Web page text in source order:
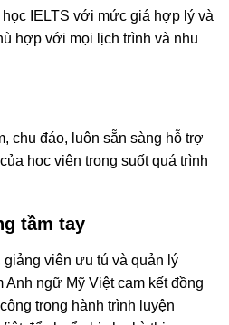
IELTS với mức giá hợp lý và
hợp với mọi lịch trình và nhu
chu đáo, luôn sẵn sàng hỗ trợ
học viên trong suốt quá trình
tầm tay
viên ưu tú và quản lý
Anh ngữ Mỹ Việt cam kết đồng
trong hành trình luyện